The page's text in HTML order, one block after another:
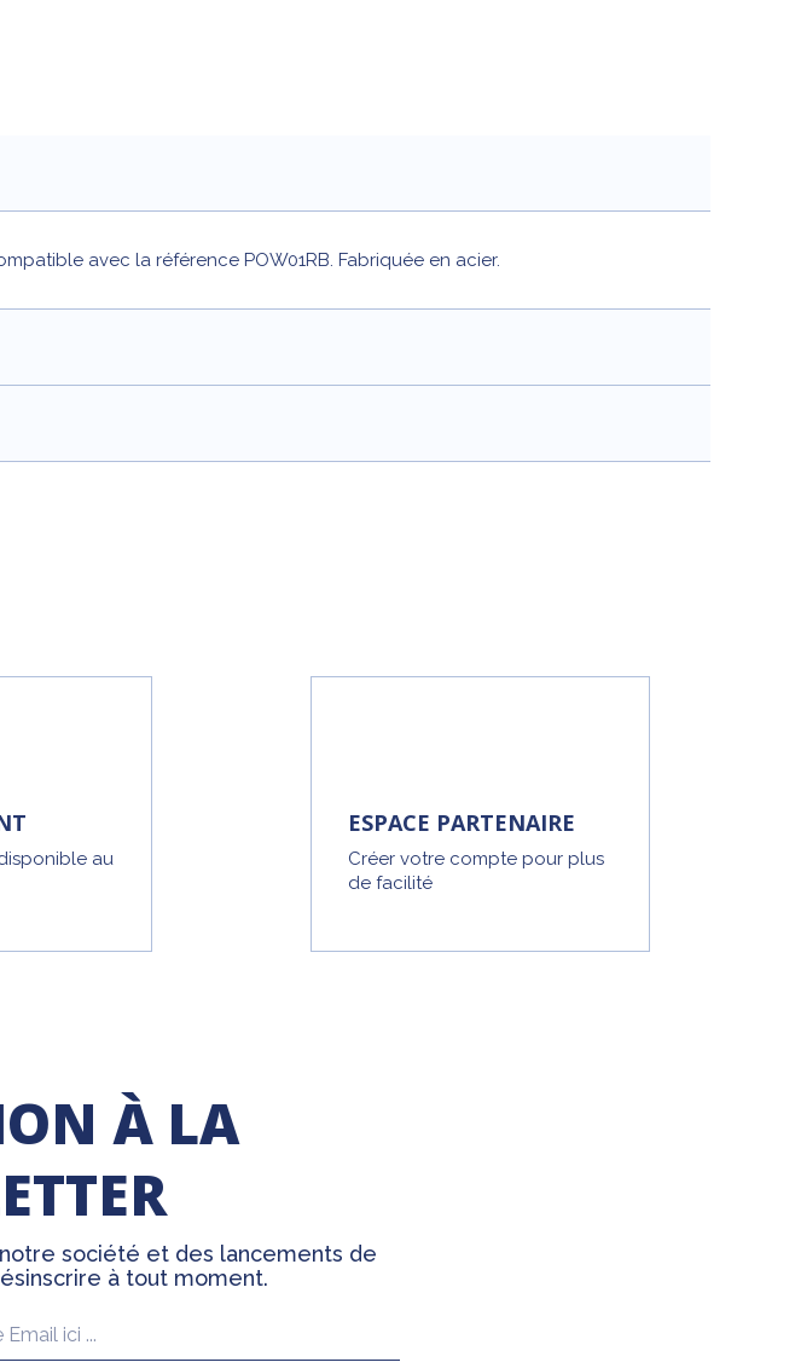
avec la référence POW01RB. Fabriquée en acier.
au
ESPACE PARTENAIRE
Créer votre compte pour plus
de facilité
À LA
société et des lancements de
à tout moment.